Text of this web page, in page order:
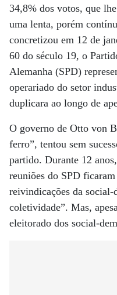
34,8% dos votos, que
uma lenta, porém
concretizou em 12 de
60 do século 19, o
Alemanha (SPD)
operariado do setor
duplicara ao longo de
O governo de Otto von
ferro”, tentou sem
partido. Durante 12
reuniões do SPD
reivindicações da social-
coletividade”. Mas,
eleitorado dos social-